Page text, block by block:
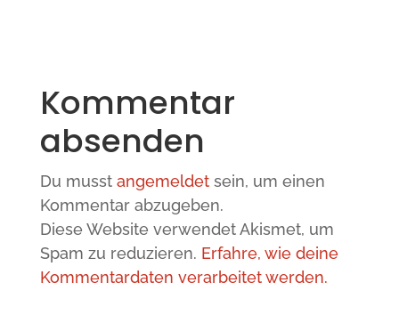
Kommentar
absenden
Du musst angemeldetsein, um einen
Kommentar abzugeben.
Diese Website verwendet Akismet, um
Spam zu reduzieren. Erfahre, wie deine
Kommentardaten verarbeitet werden.